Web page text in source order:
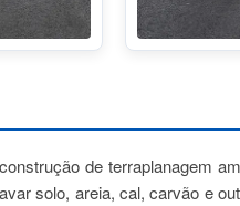
de terraplanagem
solo, areia, cal, carvão e